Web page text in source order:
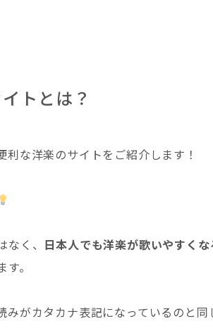
トとは？
な洋楽のサイトをご紹介します！
く、 日本人でも洋楽が歌いやすく
。
がカタカナ表記になっているのと同